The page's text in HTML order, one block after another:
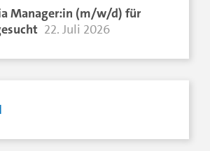
Manager:in (m/w/d) für
22. Juli 2026